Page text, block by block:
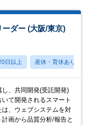
ダー (大阪/東京)
日以上 産休・育休あり
、共同開発(受託開発)
て開発されるスマート
、ウェブシステムを対
画から品質分析/報告と